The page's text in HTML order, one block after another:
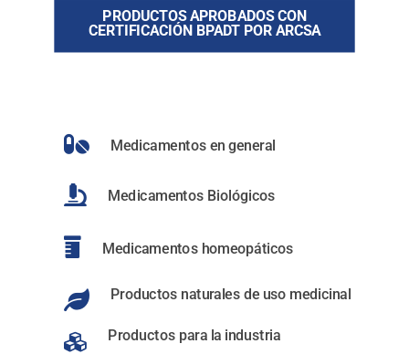
PRODUCTOS APROBADOS CON
CERTIFICACIÓN BPADT POR ARCSA
 Medicamentos en general
 Medicamentos Biológicos
 Medicamentos homeopáticos
 Productos naturales de uso medicinal
 Productos para la industria